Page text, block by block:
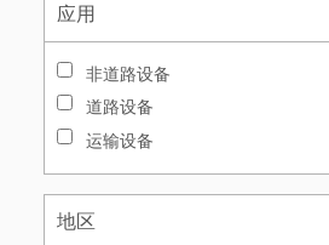
应用
非道路设备
道路设备
运输设备
地区